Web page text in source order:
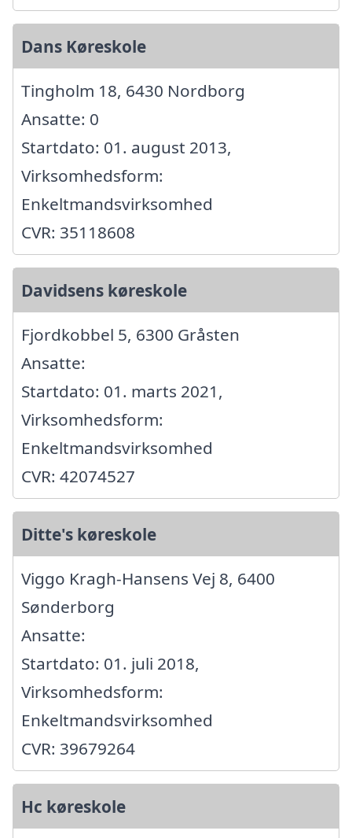
Dans Køreskole
Tingholm 18, 6430 Nordborg
Ansatte: 0
Startdato: 01. august 2013,
Virksomhedsform:
Enkeltmandsvirksomhed
CVR: 35118608
Davidsens køreskole
Fjordkobbel 5, 6300 Gråsten
Ansatte:
Startdato: 01. marts 2021,
Virksomhedsform:
Enkeltmandsvirksomhed
CVR: 42074527
Ditte's køreskole
Viggo Kragh-Hansens Vej 8, 6400
Sønderborg
Ansatte:
Startdato: 01. juli 2018,
Virksomhedsform:
Enkeltmandsvirksomhed
CVR: 39679264
Hc køreskole